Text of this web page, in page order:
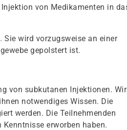
von Medikamenten in
wird vorzugsweise an einer
gepolstert ist.
von subkutanen Injektionen. Wir
notwendiges Wissen. Die
werden. Die Teilnehmenden
erworben haben.